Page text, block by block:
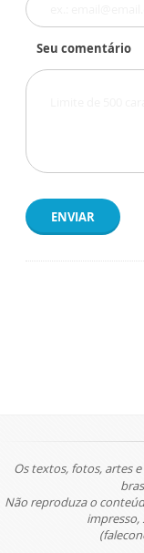
Seu comentário
ENVIAR
Os textos, fotos, artes e
Não reproduza o
impresso,